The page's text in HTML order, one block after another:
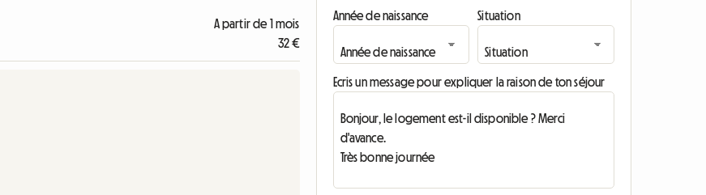
A partir de 1 mois
32 €
Année de naissance Situation
Ecris un message pour expliquer la raison de ton séjour